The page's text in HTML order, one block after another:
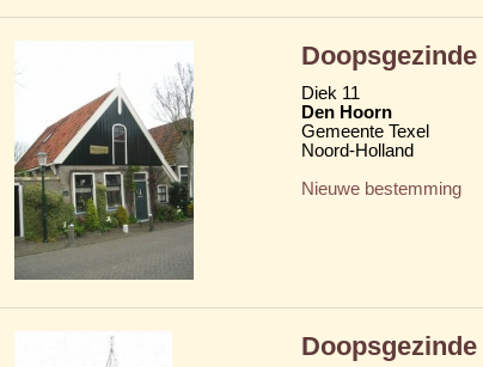
Diek 11
Den Hoorn
Gemeente Texel
Noord-Holland
Nieuwe bestemming